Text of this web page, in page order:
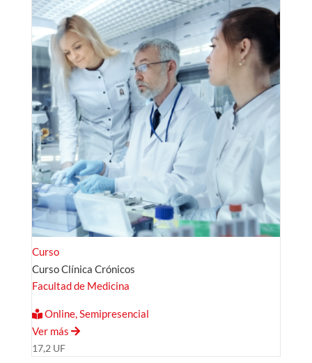
Curso
Curso Clínica Crónicos
Facultad de Medicina
Online, Semipresencial
Ver más
17,2 UF